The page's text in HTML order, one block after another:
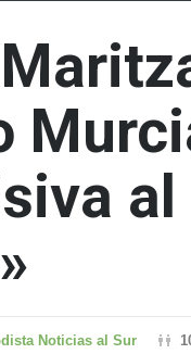
al
Noticias al Sur